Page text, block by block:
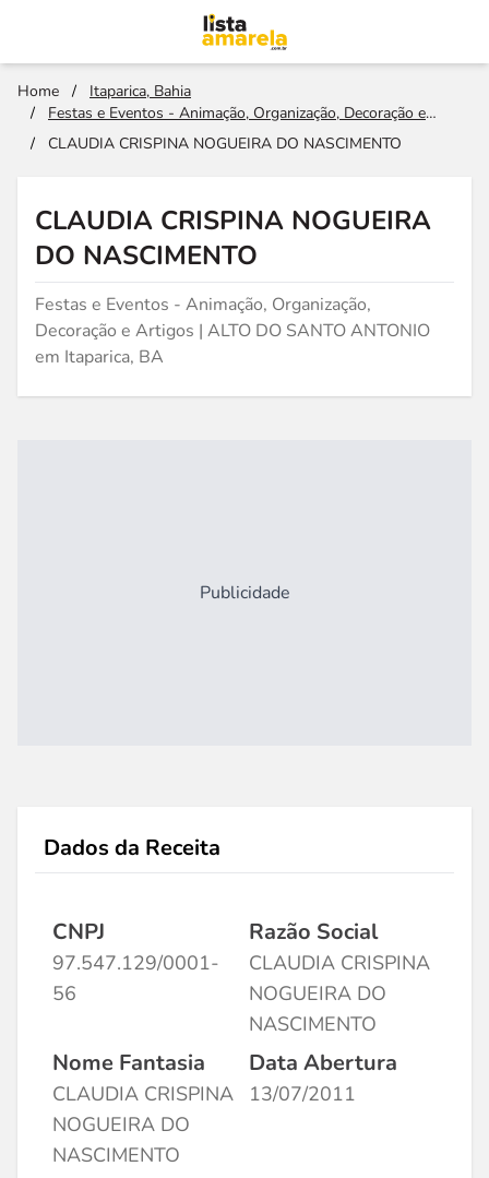
Home /
Itaparica, Bahia
/
Festas e Eventos - Animação, Organização, Decoração e
Artigos
/ CLAUDIA CRISPINA NOGUEIRA DO NASCIMENTO
CLAUDIA CRISPINA NOGUEIRA
DO NASCIMENTO
Festas e Eventos - Animação, Organização,
Decoração e Artigos | ALTO DO SANTO ANTONIO
em Itaparica, BA
Publicidade
Dados da Receita
CNPJ
97.547.129/0001-
56
Razão Social
CLAUDIA CRISPINA
NOGUEIRA DO
NASCIMENTO
Nome Fantasia
CLAUDIA CRISPINA
NOGUEIRA DO
NASCIMENTO
Data Abertura
13/07/2011